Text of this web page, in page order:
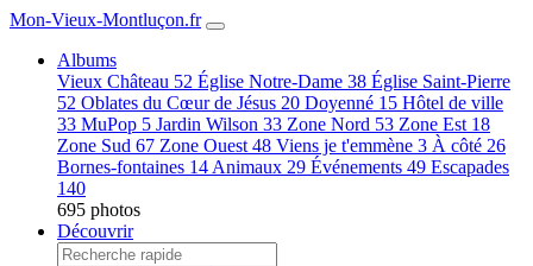
Mon-Vieux-Montluçon.fr
Albums
Vieux Château 52 Église Notre-Dame 38 Église Saint-Pierre
52 Oblates du Cœur de Jésus 20 Doyenné 15 Hôtel de ville
33 MuPop 5 Jardin Wilson 33 Zone Nord 53 Zone Est 18
Zone Sud 67 Zone Ouest 48 Viens je t'emmène 3 À côté 26
Bornes-fontaines 14 Animaux 29 Événements 49 Escapades
140
695 photos
Découvrir